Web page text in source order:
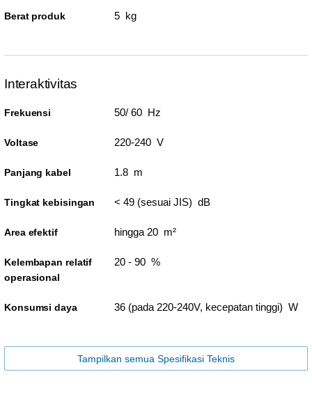
Berat produk 5 kg
Interaktivitas
Frekuensi 50/ 60 Hz
Voltase 220-240 V
Panjang kabel 1.8 m
Tingkat kebisingan < 49 (sesuai JIS) dB
Area efektif hingga 20 m²
Kelembapan relatif
operasional
20 - 90 %
Konsumsi daya 36 (pada 220-240V, kecepatan tinggi) W
Tampilkan semua Spesifikasi Teknis